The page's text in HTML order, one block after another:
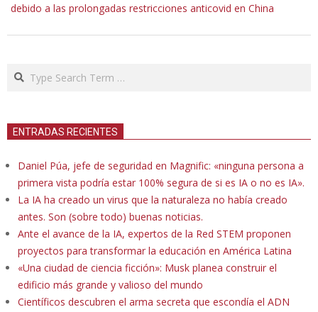
debido a las prolongadas restricciones anticovid en China
Search
ENTRADAS RECIENTES
Daniel Púa, jefe de seguridad en Magnific: «ninguna persona a
primera vista podría estar 100% segura de si es IA o no es IA».
La IA ha creado un virus que la naturaleza no había creado
antes. Son (sobre todo) buenas noticias.
Ante el avance de la IA, expertos de la Red STEM proponen
proyectos para transformar la educación en América Latina
«Una ciudad de ciencia ficción»: Musk planea construir el
edificio más grande y valioso del mundo
Científicos descubren el arma secreta que escondía el ADN